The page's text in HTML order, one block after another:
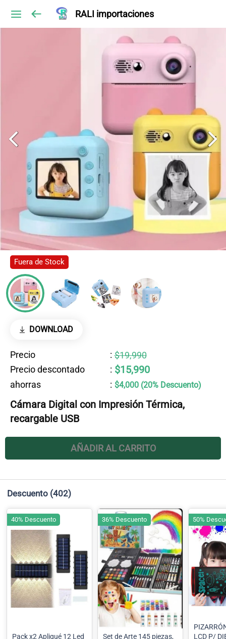
RALI importaciones
Fuera de Stock
DOWNLOAD
Precio : $19,990
Precio descontado
: $15,990
ahorras : $4,000 (20% Descuento)
Cámara Digital con Impresión Térmica,
recargable USB
AÑADIR AL CARRITO
Descuento (402)
Pack x2 Apliqué 12 Led
40% Descuento
Set de Arte 145 piezas,
36% Descuento
LCD P/
50%